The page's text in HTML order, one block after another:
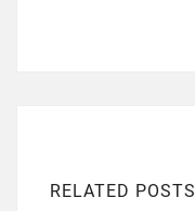
RELATED POSTS